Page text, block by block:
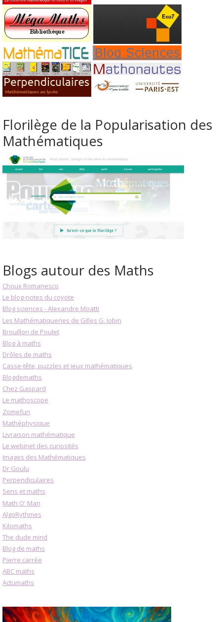
Florilège de la Popularisation des
Mathématiques
Blogs autour des Maths
Choux Romanesco
Le blog-notes du coyote
Blog sciences - Alexandre Moatti
Les Mathématiqueries de Gilles G. Jobin
Brouillon de Poulet
Blog à maths
Drôles de maths
Casse-tête, puzzles et jeux mathématiques
Blogdemaths
Chez Gaspard
Le mathoscope
Zomefun
Mathéphysique
Livraison mathématique
Le webinet des curiosités
Images des Mathématiques
Dr Goulu
Perpendiculaires
Sens et maths
Math O' Man
AlgoRythmes
Kilomaths
The dude mind
Blog de maths
Pierre carrée
ABC maths
Actumaths